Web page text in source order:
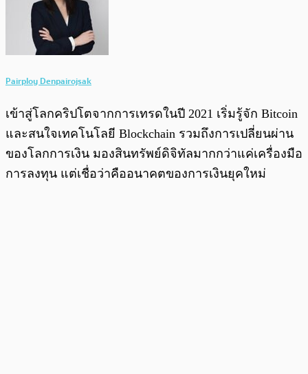
Pairploy Denpairojsak
เข้าสู่โลกคริปโตจากการเทรดในปี 2021 เริ่มรู้จัก Bitcoin
และสนใจเทคโนโลยี Blockchain รวมถึงการเปลี่ยนผ่าน
ของโลกการเงิน มองสินทรัพย์ดิจิทัลมากกว่าแค่เครื่องมือ
การลงทุน แต่เชื่อว่าคืออนาคตของการเงินยุคใหม่